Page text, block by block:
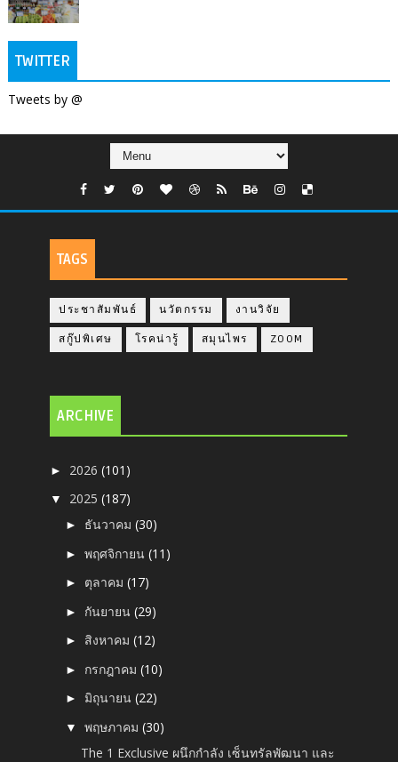
TWITTER
Tweets by @
TAGS
ประชาสัมพันธ์ นวัตกรรม งานวิจัย
สกู๊ปพิเศษ โรคน่ารู้ สมุนไพร ZOOM
ARCHIVE
► 2026(101)
▼ 2025(187)
► ธันวาคม(30)
►พฤศจิกายน(11)
► ตุลาคม(17)
► กันยายน(29)
► สิงหาคม(12)
► กรกฎาคม(10)
► มิถุนายน(22)
▼พฤษภาคม(30)
The 1 Exclusive ผนึกกำลัง เซ็นทรัลพัฒนา และ